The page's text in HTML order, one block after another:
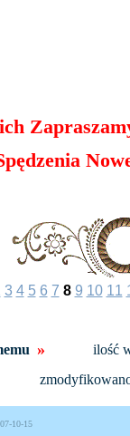
3 4 5 6 7 8 9 10 11
»
ilość
od 2007-10-15 Powered